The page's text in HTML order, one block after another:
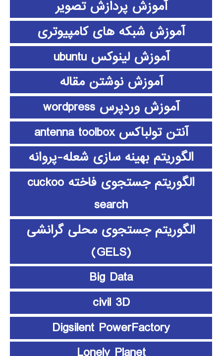
آموزش پردازش تصویر
آموزش شبکه های کامپیوتری
آموزش لینوکس ubuntu
آموزش نوشتن مقاله
آموزش وردپرس wordpress
آنتن تولباکس antenna toolbox
الگوریتم بهینه سازی شعله-پروانه
الگوریتم جستجوی فاخته cuckoo
search
الگوریتم جستجوی محلی گرانشی
(GELS)
Big Data
civil 3D
Digsilent PowerFactory